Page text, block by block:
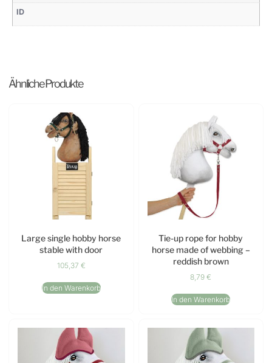
ID
Ähnliche Produkte
Large single hobby horse
stable with door
105,37 €
In den Warenkorb
Tie-up rope for hobby
horse made of webbing –
reddish brown
8,79€
In den Warenkorb